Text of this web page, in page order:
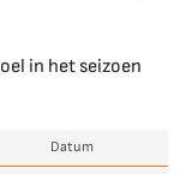
in het seizoen
Datum